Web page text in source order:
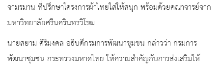
จามรมาน ที่ปรึกษาโครงการผ้าไทยใส่ให้สนุก พร้อมด้วยคณาจารย์จาก
มหาวิทยาลัยศรีนครินทรวิโรฒ
นายสยาม ศิริมงคล อธิบดีกรมการพัฒนาชุมชน กล่าวว่า กรมการ
พัฒนาชุมชน กระทรวงมหาดไทย ให้ความสำคัญกับการส่งเสริมให้